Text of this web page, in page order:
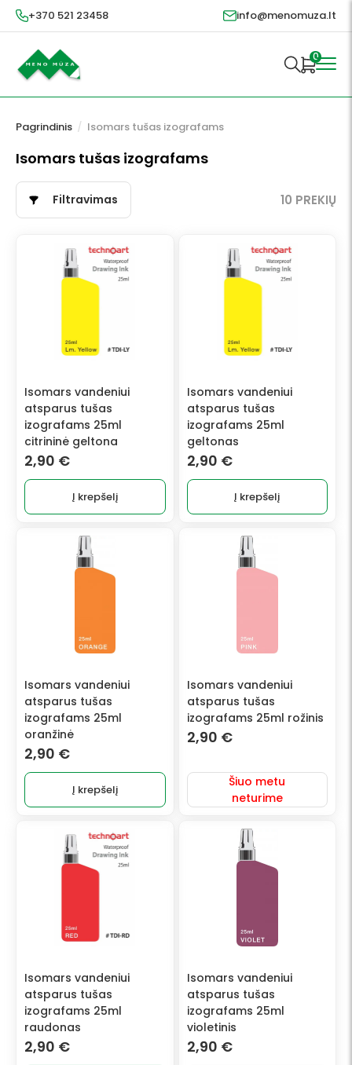
+370 521 23458 info@menomuza.lt
0
Pagrindinis / Isomars tušas izografams
Isomars tušas izografams
Filtravimas 10 PREKIŲ
Isomars vandeniui
atsparus tušas
izografams 25ml
citrininė geltona
2,90 €
Į krepšelį
Isomars vandeniui
atsparus tušas
izografams 25ml
geltonas
2,90 €
Į krepšelį
Isomars vandeniui
atsparus tušas
izografams 25ml
oranžinė
2,90 €
Į krepšelį
Isomars vandeniui
atsparus tušas
izografams 25ml rožinis
2,90 €
Šiuo metu
neturime
Isomars vandeniui
atsparus tušas
izografams 25ml
raudonas
2,90 €
Isomars vandeniui
atsparus tušas
izografams 25ml
violetinis
2,90 €